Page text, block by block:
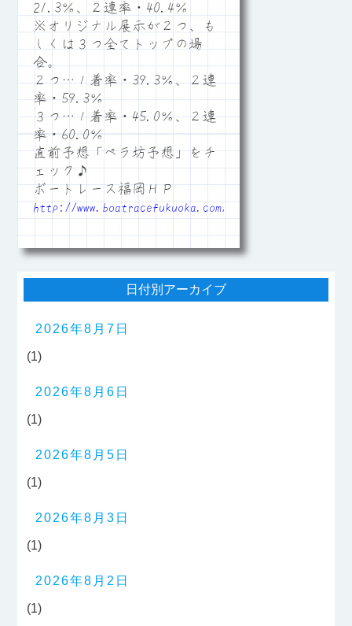
21.3％、２連率・40.4％
※オリジナル展示が２つ、も
しくは３つ全てトップの場
合。
２つ…１着率・39.3％、２連
率・59.3％
３つ…１着率・45.0％、２連
率・60.0％
直前予想「ペラ坊予想」をチ
ェック♪
ボートレース福岡ＨＰ
http://www.boatracefukuoka.com/
日付別アーカイブ
2026年8月7日
(1)
2026年8月6日
(1)
2026年8月5日
(1)
2026年8月3日
(1)
2026年8月2日
(1)